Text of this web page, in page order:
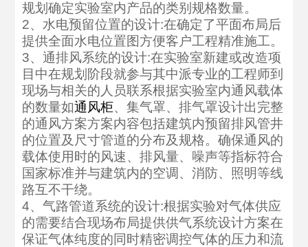
规划确定实验室内产品的类别规格数量。
2、水电预留位置的设计:在确定了平面布局后
提供全面水电位置图方便客户工程精准施工。
3、通排风系统的设计:在实验室新建或改造项
目中在规划阶段就参与其中派专业的工程师到
现场与相关的人员联系根据实验室内通风载体
的数量如通风柜、集气罩、排气罩设计出完整
的通风方案方案内容包括建筑内预留排风管井
的位置及尺寸管道的分布及规格。确保通风的
载体使用时的风速、排风量、噪声等指标符合
国家标准并与建筑内的空调、消防、照明等线
路互不干绕。
4、气路管道系统的设计:根据实验对气体供应
的需要结合现场布局提供供气系统设计方案在
保证气体纯度的同时精密调控气体的压力和流